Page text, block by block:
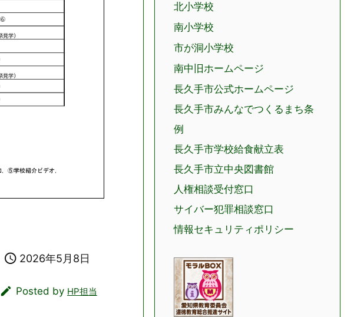
 2026年5月8日
 Posted by HP担当
北小学校
南小学校
市が洞小学校
南中旧ホームページ
長久手市公式ホームページ
長久手市みんなでつくるまち条
例
長久手市学校給食献立表
長久手市立中央図書館
人権相談受付窓口
サイバー犯罪相談窓口
情報セキュリティポリシー